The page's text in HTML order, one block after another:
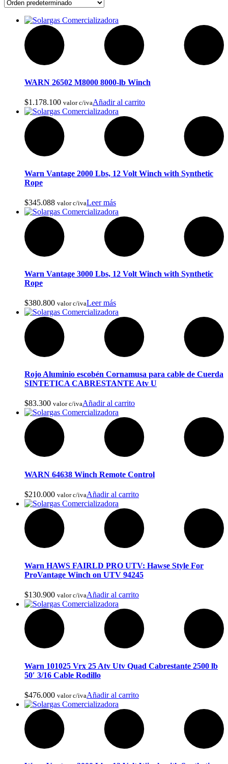
Campanas de Cocina
Lavaplatos y Accesorios
WARN 26502 M8000 8000-lb Winch
$1.178.100 valor c/ivaAñadir al carrito
Warn Vantage 2000 Lbs, 12 Volt Winch with Synthetic
Rope‎
$345.088 valor c/ivaLeer más
Warn Vantage 3000 Lbs, 12 Volt Winch with Synthetic
Rope‎
$380.800 valor c/ivaLeer más
Rojo Aluminio escobén Cornamusa para cable de Cuerda
SINTETICA CABRESTANTE Atv U
$83.300 valor c/ivaAñadir al carrito
WARN 64638 Winch Remote Control
$210.000 valor c/ivaAñadir al carrito
Warn HAWS FAIRLD PRO UTV: Hawse Style For
ProVantage Winch on UTV 94245
$130.900 valor c/ivaAñadir al carrito
Warn 101025 Vrx 25 Atv Utv Quad Cabrestante 2500 lb
50′ 3/16 Cable Rodillo
$476.000 valor c/ivaAñadir al carrito